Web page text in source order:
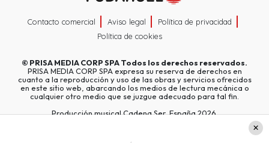
Contacto comercial Aviso legal
Política de privacidad
Política de cookies
© PRISA MEDIA CORP SPATodos los derechos reservados.
PRISA MEDIA CORP SPA expresa su reserva de derechos en
cuanto a la reproducción y uso de las obras y servicios ofrecidos
en este sitio web, abarcando los medios de lectura mecánica o
cualquier otro medio que se juzgue adecuado para tal fin.
Producción musical Cadena Ser, España 2026.